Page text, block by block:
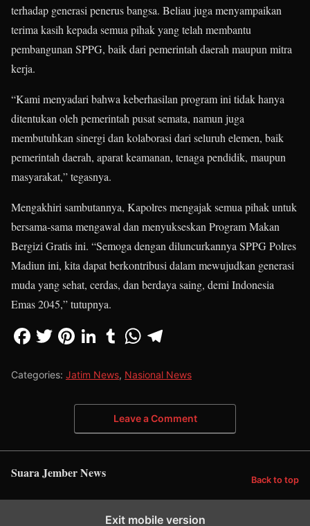
terhadap generasi penerus bangsa. Beliau juga menyampaikan
terima kasih kepada semua pihak yang telah membantu
pembangunan SPPG, baik dari pemerintah daerah maupun mitra
kerja.
“Kami menyadari bahwa keberhasilan program ini tidak hanya
ditentukan oleh pemerintah pusat semata, namun juga
membutuhkan sinergi dan kolaborasi dari seluruh elemen, baik
pemerintah daerah, aparat keamanan, tenaga pendidik, maupun
masyarakat,” tegasnya.
Mengakhiri sambutannya, Kapolres mengajak semua pihak untuk
bersama-sama mengawal dan menyukseskan Program Makan
Bergizi Gratis ini. “Semoga dengan diluncurkannya SPPG Polres
Madiun ini, kita dapat berkontribusi dalam mewujudkan generasi
muda yang sehat, cerdas, dan berdaya saing, demi Indonesia
Emas 2045,” tutupnya.
Categories: Jatim News, Nasional News
Leave a Comment
Suara Jember News Back to top
Exit mobile version